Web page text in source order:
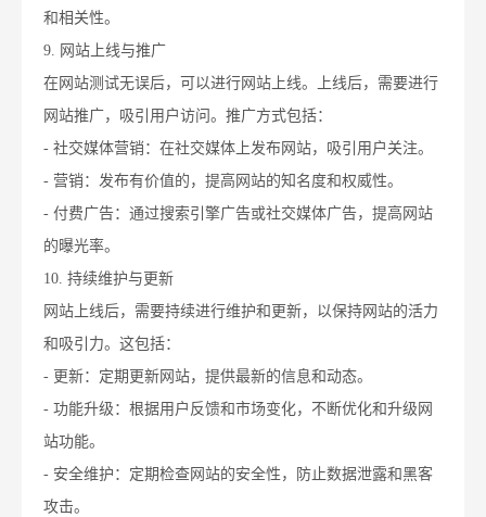
和相关性。
9. 网站上线与推广
在网站测试无误后，可以进行网站上线。上线后，需要进行
网站推广，吸引用户访问。推广方式包括：
- 社交媒体营销：在社交媒体上发布网站，吸引用户关注。
- 营销：发布有价值的，提高网站的知名度和权威性。
- 付费广告：通过搜索引擎广告或社交媒体广告，提高网站
的曝光率。
10. 持续维护与更新
网站上线后，需要持续进行维护和更新，以保持网站的活力
和吸引力。这包括：
- 更新：定期更新网站，提供最新的信息和动态。
- 功能升级：根据用户反馈和市场变化，不断优化和升级网
站功能。
- 安全维护：定期检查网站的安全性，防止数据泄露和黑客
攻击。